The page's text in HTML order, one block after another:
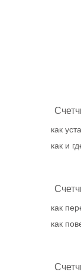
как
как и
как
как